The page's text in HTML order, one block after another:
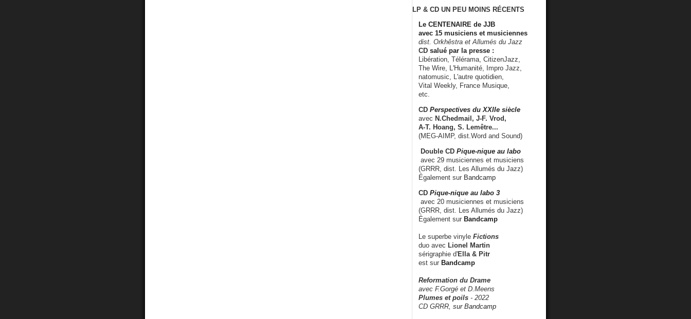
LP & CD UN PEU MOINS RÉCENTS
Le CENTENAIRE de JJB
avec 15 musiciens et musiciennes
dist. Orkhêstra et Allumés du Jazz
CD salué par la presse :
Libération, Télérama, CitizenJazz,
The Wire, L'Humanité, Impro Jazz,
natomusic, L'autre quotidien,
Vital Weekly, France Musique,
etc.
CD Perspectives du XXIIe siècle
avec N.Chedmail, J-F. Vrod,
A-T. Hoang, S. Lemêtre...
(MEG-AIMP, dist.Word and Sound)
Double CD Pique-nique au labo
avec 29 musiciennes et musiciens
(GRRR, dist. Les Allumés du Jazz)
Également sur Bandcamp
CD Pique-nique au labo 3
avec 20 musiciennes et musiciens
(GRRR, dist. Les Allumés du Jazz)
Également sur Bandcamp
Le superbe vinyle Fictions
duo avec Lionel Martin
sérigraphie d'Ella & Pitr
est sur Bandcamp
Reformation du Drame
avec F.Gorgé et D.Meens
Plumes et poils - 2022
CD GRRR, sur Bandcamp